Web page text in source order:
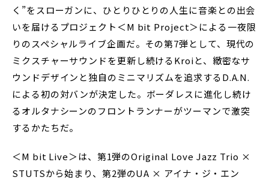
く”をスローガンに、ひとりひとりの人生に音楽との出会
いを届けるプロジェクト＜M bit Project＞による一夜限
りのスペシャルライブ企画だ。その第7弾として、現代の
ミクスチャーサウンドを更新し続けるKroiと、緻密なサ
ウンドデザインと独自のミニマリズムを追求するD.A.N.
による初の対バンが決定した。ボーダレスに進化し続け
るオルタナシーンのフロントランナーがツーマンで激突
するかたちだ。
＜M bit Live＞は、第1弾のOriginal Love Jazz Trio ×
STUTSから始まり、第2弾のUA × アイナ・ジ・エン